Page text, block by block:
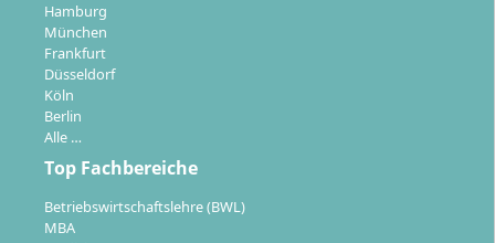
diagnostischen Basisfertigkeiten und soft-skills
über die gesamte Studienzeit
Moderne Lehrinfrastruktur:
Skill- und Übungslabore, Simulationsstationen,
Bibliothek und Studienlounges am
Wissenschaftscampus; breites
fächerübergreifendes Wahlmodul-Angebot
Abschluss:
Drei ärztliche Prüfungen nach den
Hamburg
München
Frankfurt
Düsseldorf
Köln
Berlin
Alle …
Top Fachbereiche
Betriebswirtschaftslehre (BWL)
MBA